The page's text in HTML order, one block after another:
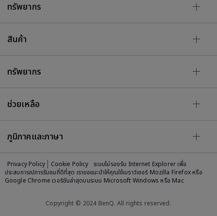
ทรัพยากร
สินค้า
ทรัพยากร
ช่วยเหลือ
ภูมิภาคและภาษา
Privacy Policy Cookie Policy
ระบบไม่รองรับ Internet Explorer เพื่อ
ประสบการณ์การรับชมที่ดีที่สุด เราขอแนะนำให้คุณใช้เบราว์เซอร์ Mozilla Firefox หรือ
Google Chrome เวอร์ชันล่าสุดบนระบบ Microsoft Windows หรือ Mac
Copyright © 2024 BenQ. All rights reserved.